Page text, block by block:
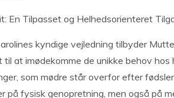
En Tilpasset og Helhedsorienteret
kyndige vejledning tilbyder
til at imødekomme de unikke behov
som mødre står overfor efter
på fysisk genopretning, men også på